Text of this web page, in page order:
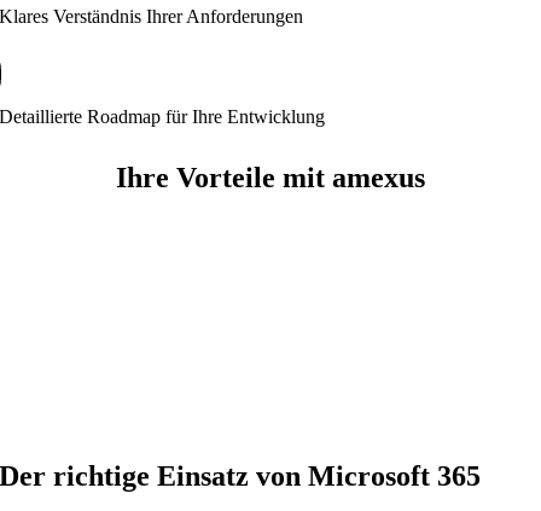
Klares Verständnis Ihrer Anforderungen
Detaillierte Roadmap für Ihre Entwicklung
Ihre Vorteile mit amexus
Der richtige Einsatz von Microsoft 365